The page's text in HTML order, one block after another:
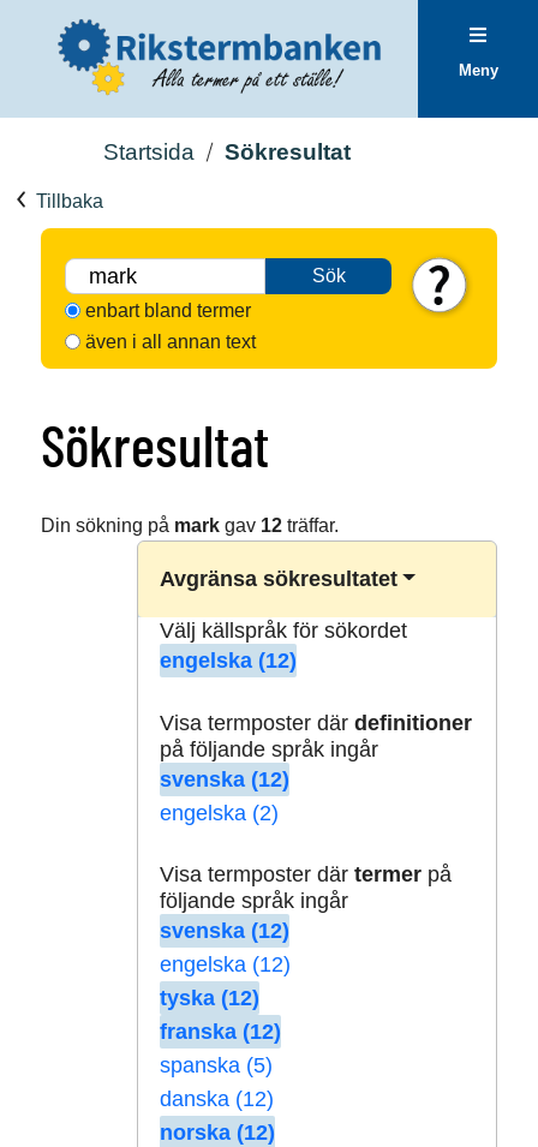
Meny
Startsida Sökresultat
Tillbaka
Sök
enbart bland termer
även i all annan text
Sökresultat
Din sökning på markgav 12träffar.
Avgränsa sökresultatet
Välj källspråk för sökordet
engelska (12)
Visa termposter där definitioner
på följande språk ingår
svenska (12)
engelska (2)
Visa termposter där termerpå
följande språk ingår
svenska (12)
engelska (12)
tyska (12)
franska (12)
spanska (5)
danska (12)
norska (12)